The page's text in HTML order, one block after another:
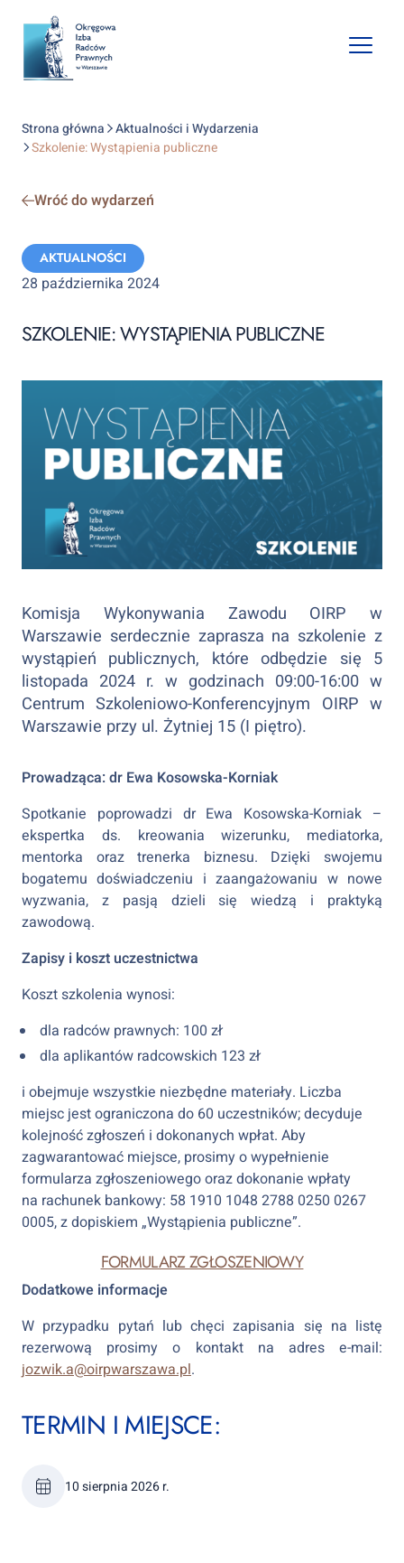
Open
Strona główna
Aktualności i Wydarzenia
Szkolenie: Wystąpienia publiczne
Wróć do wydarzeń
Categories:
AKTUALNOŚCI
28 października 2024
SZKOLENIE: WYSTĄPIENIA PUBLICZNE
Komisja Wykonywania Zawodu OIRP w
Warszawie serdecznie zaprasza na szkolenie z
wystąpień publicznych, które odbędzie się 5
listopada 2024 r. w godzinach 09:00-16:00 w
Centrum Szkoleniowo-Konferencyjnym OIRP w
Warszawie przy ul. Żytniej 15 (I piętro).
Prowadząca: dr Ewa Kosowska-Korniak
Spotkanie poprowadzi dr Ewa Kosowska-Korniak –
ekspertka ds. kreowania wizerunku, mediatorka,
mentorka oraz trenerka biznesu. Dzięki swojemu
bogatemu doświadczeniu i zaangażowaniu w nowe
wyzwania, z pasją dzieli się wiedzą i praktyką
zawodową.
Zapisy i koszt uczestnictwa
Koszt szkolenia wynosi:
dla radców prawnych: 100 zł
dla aplikantów radcowskich 123 zł
i obejmuje wszystkie niezbędne materiały. Liczba
miejsc jest ograniczona do 60 uczestników; decyduje
kolejność zgłoszeń i dokonanych wpłat. Aby
zagwarantować miejsce, prosimy o wypełnienie
formularza zgłoszeniowego oraz dokonanie wpłaty
na rachunek bankowy: 58 1910 1048 2788 0250 0267
0005, z dopiskiem „Wystąpienia publiczne”.
FORMULARZ ZGŁOSZENIOWY
Dodatkowe informacje
W przypadku pytań lub chęci zapisania się na listę
rezerwową prosimy o kontakt na adres e-mail:
jozwik.a@oirpwarszawa.pl.
TERMIN I MIEJSCE:
10 sierpnia 2026 r.